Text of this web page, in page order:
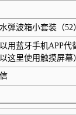
弹波箱小套装（52
用蓝牙手机APP
这里使用触摸屏幕